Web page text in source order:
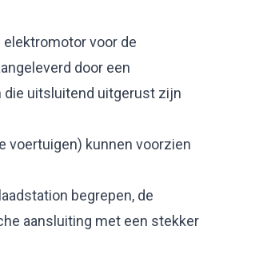
voor de
door een
uitsluitend uitgerust zijn
voertuigen) kunnen voorzien
begrepen, de
aansluiting met een stekker